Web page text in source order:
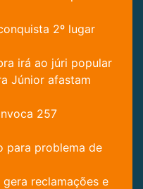
2º lugar
irá ao júri popular
Júnior afastam
257
para problema de
reclamações e